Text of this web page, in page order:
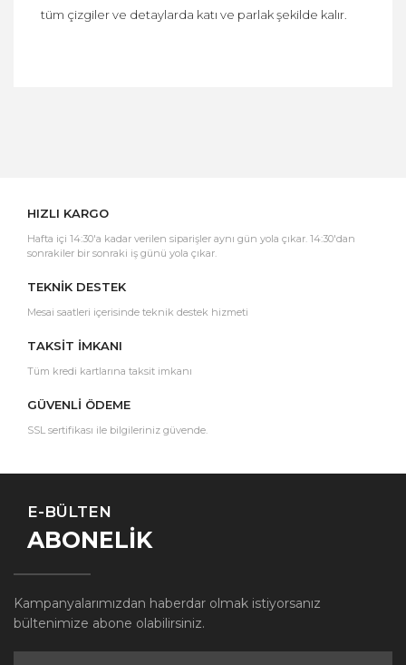
tüm çizgiler ve detaylarda katı ve parlak şekilde kalır.
HIZLI KARGO
Hafta içi 14:30'a kadar verilen siparişler aynı gün yola çıkar. 14:30'dan
sonrakiler bir sonraki iş günü yola çıkar.
TEKNİK DESTEK
Mesai saatleri içerisinde teknik destek hizmeti
TAKSİT İMKANI
Tüm kredi kartlarına taksit imkanı
GÜVENLİ ÖDEME
SSL sertifikası ile bilgileriniz güvende.
E-BÜLTEN
ABONELİK
Kampanyalarımızdan haberdar olmak istiyorsanız
bültenimize abone olabilirsiniz.